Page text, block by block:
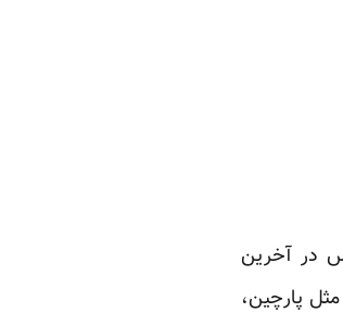
در آخرین
پارچین،